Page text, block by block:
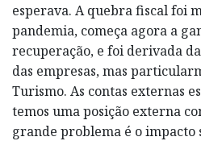
esperava. A quebra fiscal foi
pandemia, começa agora a
recuperação, e foi derivada
das empresas, mas
Turismo. As contas externas
temos uma posição externa
grande problema é o impacto